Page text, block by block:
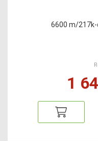
6600 m/
1